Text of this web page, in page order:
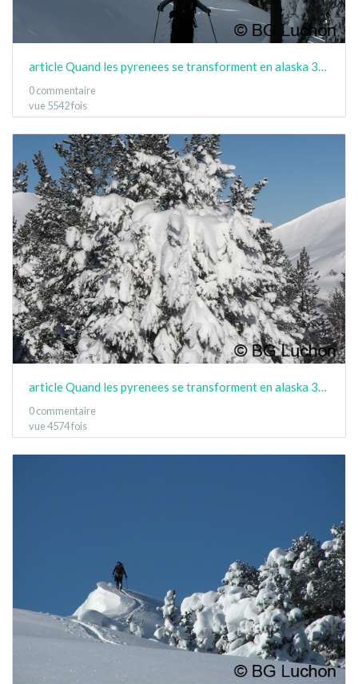
0 commentaire
vue 5542 fois
article Quand les pyrenees se transforment en alaska 3-15 09
0 commentaire
vue 4574 fois